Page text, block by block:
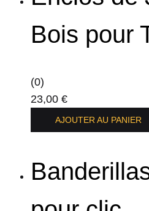
Bois pour
(0)
23,00 €
AJOUTER AU PANIER